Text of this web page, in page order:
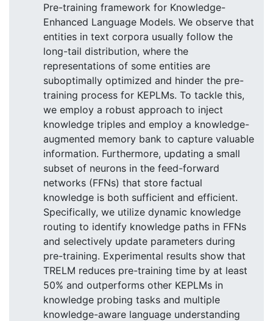
Pre-training framework for Knowledge-
Enhanced Language Models. We observe that
entities in text corpora usually follow the
long-tail distribution, where the
representations of some entities are
suboptimally optimized and hinder the pre-
training process for KEPLMs. To tackle this,
we employ a robust approach to inject
knowledge triples and employ a knowledge-
augmented memory bank to capture valuable
information. Furthermore, updating a small
subset of neurons in the feed-forward
networks (FFNs) that store factual
knowledge is both sufficient and efficient.
Specifically, we utilize dynamic knowledge
routing to identify knowledge paths in FFNs
and selectively update parameters during
pre-training. Experimental results show that
TRELM reduces pre-training time by at least
50% and outperforms other KEPLMs in
knowledge probing tasks and multiple
knowledge-aware language understanding